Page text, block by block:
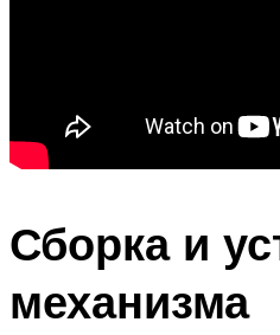
Сборка и
механизма